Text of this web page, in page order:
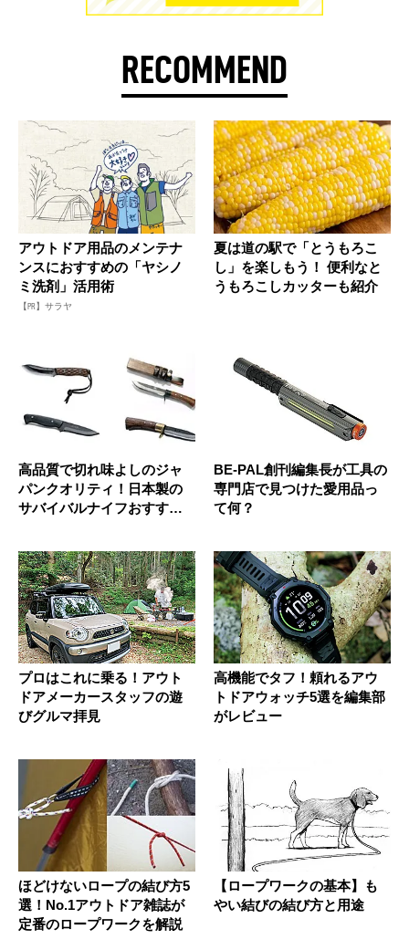
RECOMMEND
アウトドア用品のメンテナ
ンスにおすすめの「ヤシノ
ミ洗剤」活用術
【PR】サラヤ
夏は道の駅で「とうもろこ
し」を楽しもう！ 便利なと
うもろこしカッターも紹介
高品質で切れ味よしのジャ
パンクオリティ！日本製の
サバイバルナイフおすすめ7
BE-PAL創刊編集長が工具の
専門店で見つけた愛用品っ
て何？
プロはこれに乗る！アウト
ドアメーカースタッフの遊
びグルマ拝見
高機能でタフ！頼れるアウ
トドアウォッチ5選を編集部
がレビュー
ほどけないロープの結び方5
選！No.1アウトドア雑誌が
定番のロープワークを解説
【ロープワークの基本】も
やい結びの結び方と用途